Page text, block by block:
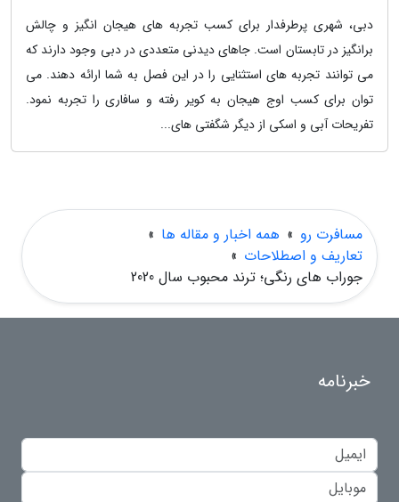
دبی، شهری پرطرفدار برای کسب تجربه های هیجان انگیز و چالش
برانگیز در تابستان است. جاهای دیدنی متعددی در دبی وجود دارند که
می توانند تجربه های استثنایی را در این فصل به شما ارائه دهند. می
توان برای کسب اوج هیجان به کویر رفته و سافاری را تجربه نمود.
تفریحات آبی و اسکی از دیگر شگفتی های...
مسافرت رو » همه اخبار و مقاله ها »
تعاریف و اصطلاحات »
جوراب های رنگی؛ ترند محبوب سال 2020
خبرنامه